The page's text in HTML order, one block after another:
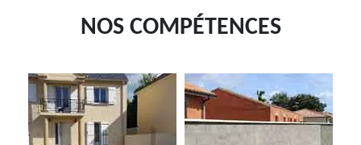
NOS COMPÉTENCES